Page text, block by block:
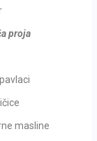
proja
masline